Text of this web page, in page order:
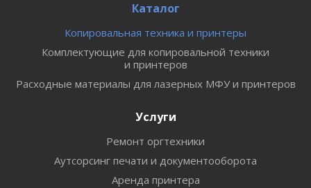
Каталог
Копировальная техника и принтеры
Комплектующие для копировальной техники
и принтеров
Расходные материалы для лазерных МФУ и принтеров
Услуги
Ремонт оргтехники
Аутсорсинг печати и документооборота
Аренда принтера